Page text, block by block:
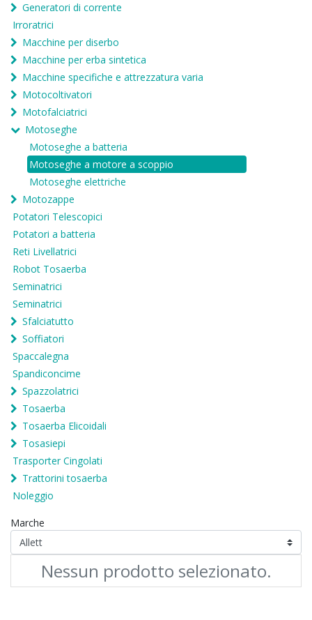
Generatori di corrente
Irroratrici
Macchine per diserbo
Macchine per erba sintetica
Macchine specifiche e attrezzatura varia
Motocoltivatori
Motofalciatrici
Motoseghe
Motoseghe a batteria
Motoseghe a motore a scoppio
Motoseghe elettriche
Motozappe
Potatori Telescopici
Potatori a batteria
Reti Livellatrici
Robot Tosaerba
Seminatrici
Seminatrici
Sfalciatutto
Soffiatori
Spaccalegna
Spandiconcime
Spazzolatrici
Tosaerba
Tosaerba Elicoidali
Tosasiepi
Trasporter Cingolati
Trattorini tosaerba
Noleggio
Marche
Nessun prodotto selezionato.